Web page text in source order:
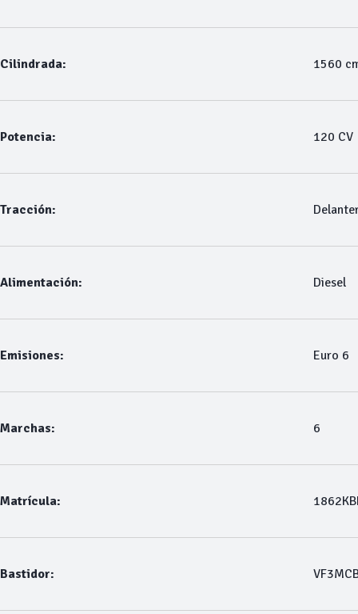
Cilindrada: 1560
Potencia: 120 CV
Tracción:
Alimentación: Diesel
Emisiones: Euro 6
Marchas: 6
Matrícula:
Bastidor: